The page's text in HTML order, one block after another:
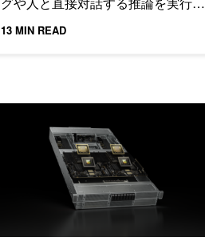
るシステムとして始まった AI は、
13 MIN READ